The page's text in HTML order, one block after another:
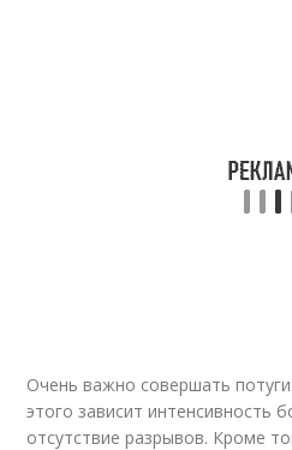
Очень важно совершать
этого зависит интенсивность
отсутствие разрывов. Кроме